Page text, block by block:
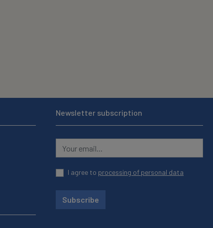
Newsletter subscription
I agree to processing of personal data
Subscribe